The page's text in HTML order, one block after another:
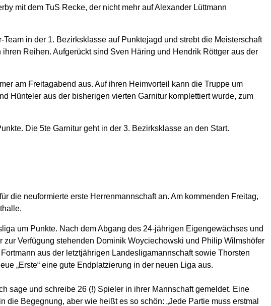
mit dem TuS Recke, der nicht mehr auf Alexander Lüttmann
in der 1. Bezirksklasse auf Punktejagd und strebt die Meisterschaft
Reihen. Aufgerückt sind Sven Häring und Hendrik Röttger aus der
am Freitagabend aus. Auf ihren Heimvorteil kann die Truppe um
Hünteler aus der bisherigen vierten Garnitur komplettiert wurde, zum
Die 5te Garnitur geht in der 3. Bezirksklasse an den Start.
die neuformierte erste Herrenmannschaft an. Am kommenden Freitag,
um Punkte. Nach dem Abgang des 24-jährigen Eigengewächses und
Verfügung stehenden Dominik Woyciechowski und Philip Wilmshöfer
aus der letztjährigen Landesligamannschaft sowie Thorsten
„Erste“ eine gute Endplatzierung in der neuen Liga aus.
sage und schreibe 26 (!) Spieler in ihrer Mannschaft gemeldet. Eine
Begegnung, aber wie heißt es so schön: „Jede Partie muss erstmal